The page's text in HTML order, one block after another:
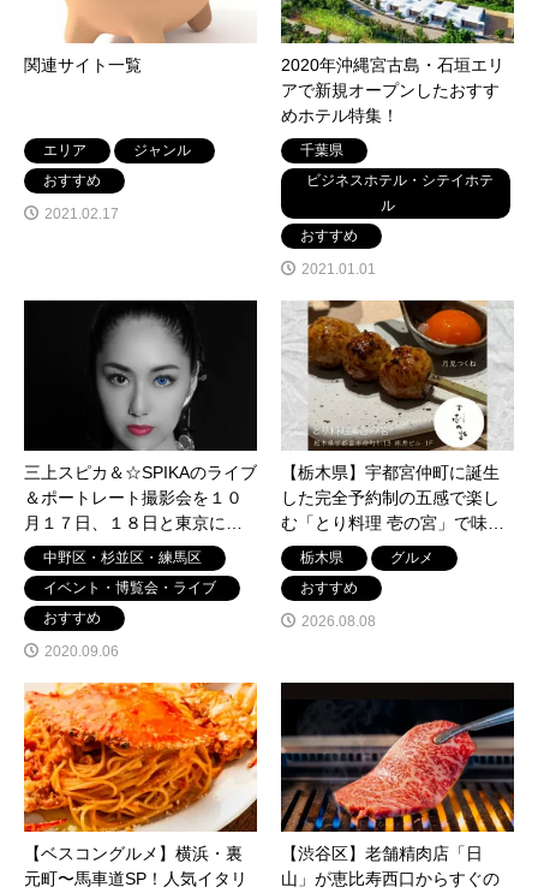
関連サイト一覧
エリア
ジャンル
おすすめ
2021.02.17
2020年沖縄宮古島・石垣エリ
アで新規オープンしたおすす
めホテル特集！
千葉県
ビジネスホテル・シテイホテ
ル
おすすめ
2021.01.01
三上スピカ＆☆SPIKAのライブ
＆ポートレート撮影会を１０
月１７日、１８日と東京にて
開催中野区・杉並区・練馬区
イベント・博覧会・ライブ
おすすめ
2020.09.06
【栃木県】宇都宮仲町に誕生
した完全予約制の五感で楽し
む「とり料理 壱の宮」で味わ
う、和×洋×炭火の極上おまか
せコース。
栃木県
グルメ
おすすめ
2026.08.08
【ベスコングルメ】横浜・裏
元町〜馬車道SP！人気イタリ
【渋谷区】老舗精肉店「日
山」が恵比寿西口からすぐの